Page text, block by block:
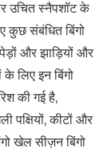
उचित स्नैपशॉट के
कुछ संबंधित बिंगो
पेड़ों और झाड़ियों और
लिए इन बिंगो
की गई है,
पक्षियों, कीटों और
खेल सीज़न बिंगो